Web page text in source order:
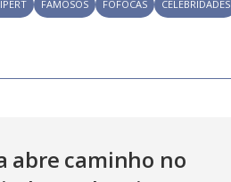
FAMOSOS FOFOCAS CELEBRIDADES
abre caminho no